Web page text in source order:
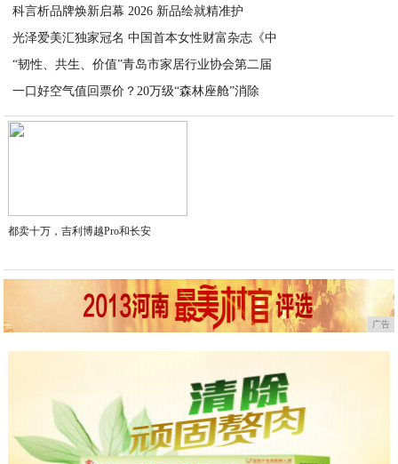
科言析品牌焕新启幕 2026 新品绘就精准护
光泽爱美汇独家冠名 中国首本女性财富杂志《中
“韧性、共生、价值”青岛市家居行业协会第二届
一口好空气值回票价？20万级“森林座舱”消除
2023-06-15
都卖十万，吉利博越Pro和长安
广告